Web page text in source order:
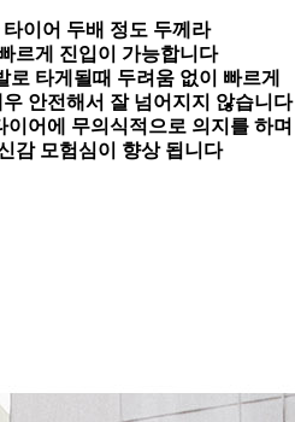
이어 두배 정도 두께라
르게 진입이 가능합니다
로 타게될때 두려움 없이 빠르게
안전해서 잘 넘어지지 않습니다
어에 무의식적으로 의지를 하며
감 모험심이 향상 됩니다